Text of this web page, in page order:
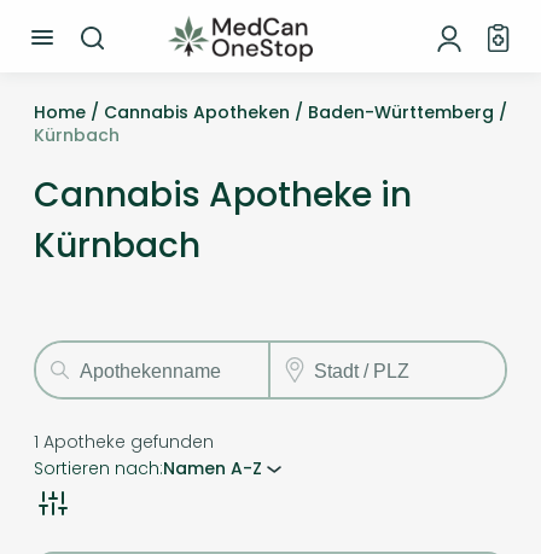
Home / Cannabis Apotheken / Baden-Württemberg /
Kürnbach
Cannabis Apotheke in
Kürnbach
1 Apotheke gefunden
Sortieren nach:Namen A-Z